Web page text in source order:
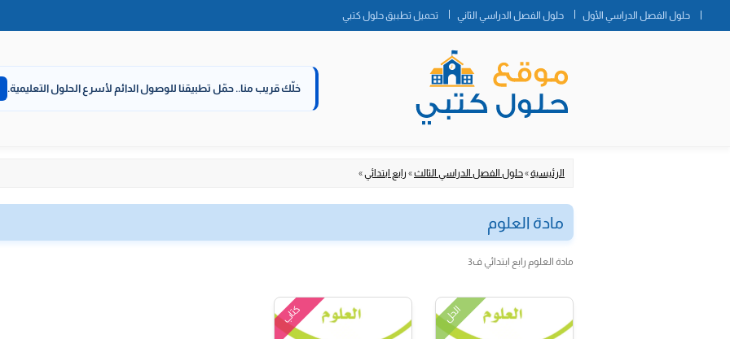
حلول الفصل الدراسي الأول حلول الفصل الدراسي الثاني تحميل تطبيق حلول كتبي
خلّك قريب منا.. حمّل تطبيقنا للوصول الدائم لأسرع الحلول التعليمية.
الرئيسية»حلول الفصل الدراسي الثالث» رابع ابتدائي»
مادة العلوم
مادة العلوم رابع ابتدائي ف3
الحل كتاب